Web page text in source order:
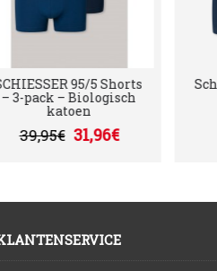
2- SCHIESSER 95/5 Shorts
– 3-pack – Biologisch
39,95€